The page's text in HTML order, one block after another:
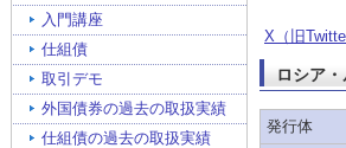
X（旧
ロシア
発行体
入門講座
仕組債
取引デモ
外国債券の過去の取扱実績
仕組債の過去の取扱実績